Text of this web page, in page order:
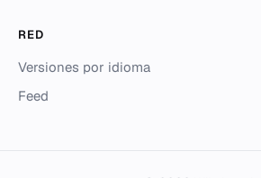
RED
Versiones por idioma
Feed